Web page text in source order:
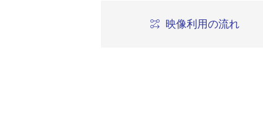
映像利用の流れ